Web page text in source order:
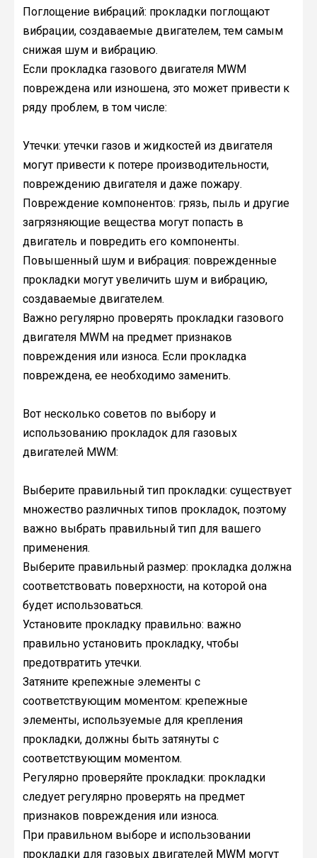
Поглощение вибраций: прокладки поглощают
вибрации, создаваемые двигателем, тем самым
снижая шум и вибрацию.
Если прокладка газового двигателя MWM
повреждена или изношена, это может привести к
ряду проблем, в том числе:
Утечки: утечки газов и жидкостей из двигателя
могут привести к потере производительности,
повреждению двигателя и даже пожару.
Повреждение компонентов: грязь, пыль и другие
загрязняющие вещества могут попасть в
двигатель и повредить его компоненты.
Повышенный шум и вибрация: поврежденные
прокладки могут увеличить шум и вибрацию,
создаваемые двигателем.
Важно регулярно проверять прокладки газового
двигателя MWM на предмет признаков
повреждения или износа. Если прокладка
повреждена, ее необходимо заменить.
Вот несколько советов по выбору и
использованию прокладок для газовых
двигателей MWM:
Выберите правильный тип прокладки: существует
множество различных типов прокладок, поэтому
важно выбрать правильный тип для вашего
применения.
Выберите правильный размер: прокладка должна
соответствовать поверхности, на которой она
будет использоваться.
Установите прокладку правильно: важно
правильно установить прокладку, чтобы
предотвратить утечки.
Затяните крепежные элементы с
соответствующим моментом: крепежные
элементы, используемые для крепления
прокладки, должны быть затянуты с
соответствующим моментом.
Регулярно проверяйте прокладки: прокладки
следует регулярно проверять на предмет
признаков повреждения или износа.
При правильном выборе и использовании
прокладки для газовых двигателей MWM могут